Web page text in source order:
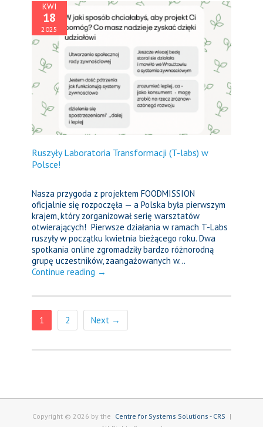
KWI
18
2025
Ruszyły Laboratoria Transformacji (T-labs) w
Polsce!
Nasza przygoda z projektem FOODMISSION
oficjalnie się rozpoczęła — a Polska była pierwszym
krajem, który zorganizował serię warsztatów
otwierających! Pierwsze działania w ramach T-Labs
ruszyły w początku kwietnia bieżącego roku. Dwa
spotkania online zgromadziły bardzo różnorodną
grupę uczestników, zaangażowanych w...
Continue reading →
1 2 Next →
Copyright © 2026 by the Centre for Systems Solutions - CRS |